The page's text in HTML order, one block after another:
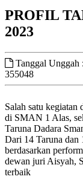
PROFIL
2023
Tanggal Unggah
355048
Salah satu
di SMAN 1 Alas,
Taruna Dadara
Dari 14 Taruna dan
berdasarkan
dewan juri Aisyah,
terbaik